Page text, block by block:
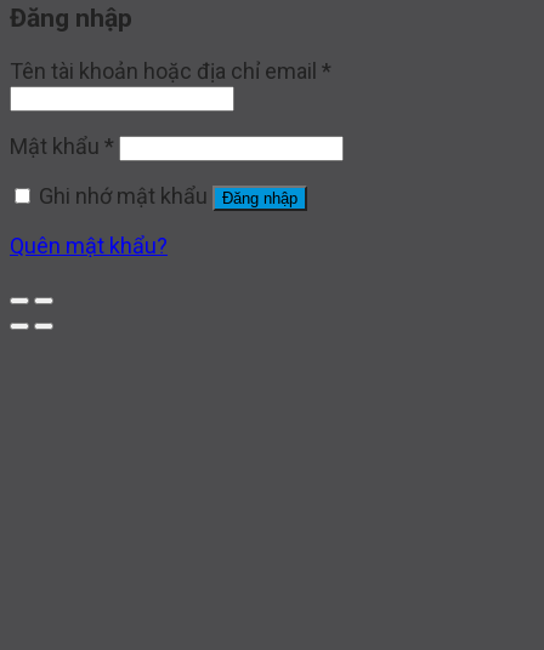
Đăng nhập
Tên tài khoản hoặc địa chỉ email *
Mật khẩu *
Ghi nhớ mật khẩu
Đăng nhập
Quên mật khẩu?